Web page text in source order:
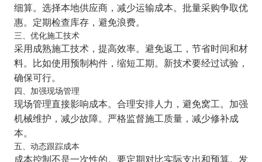
细算。选择本地供应商，减少运输成本。批量采购争取优
惠。定期检查库存，避免浪费。
三、优化施工技术
采用成熟施工技术，提高效率。避免返工，节省时间和材
料。比如使用预制构件，缩短工期。新技术要经过试验，
确保可行。
四、加强现场管理
现场管理直接影响成本。合理安排人力，避免窝工。加强
机械维护，减少故障。严格监督施工质量，减少修补成
本。
五、动态跟踪成本
成本控制不是一次性的。要定期对比实际支出和预算。发